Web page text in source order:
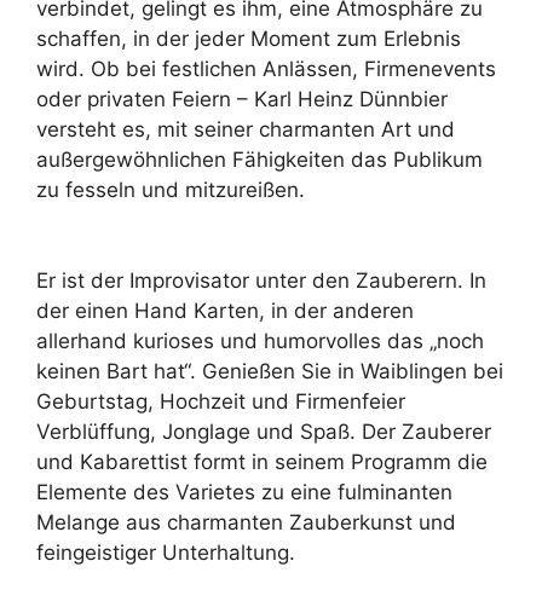
verbindet, gelingt es ihm, eine Atmosphäre zu
schaffen, in der jeder Moment zum Erlebnis
wird. Ob bei festlichen Anlässen, Firmenevents
oder privaten Feiern – Karl Heinz Dünnbier
versteht es, mit seiner charmanten Art und
außergewöhnlichen Fähigkeiten das Publikum
zu fesseln und mitzureißen.
Er ist der Improvisator unter den Zauberern. In
der einen Hand Karten, in der anderen
allerhand kurioses und humorvolles das „noch
keinen Bart hat“. Genießen Sie in Waiblingen bei
Geburtstag, Hochzeit und Firmenfeier
Verblüffung, Jonglage und Spaß. Der Zauberer
und Kabarettist formt in seinem Programm die
Elemente des Varietes zu eine fulminanten
Melange aus charmanten Zauberkunst und
feingeistiger Unterhaltung.